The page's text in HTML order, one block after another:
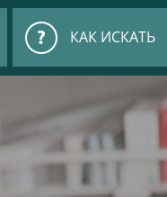
КАК ИСКАТЬ